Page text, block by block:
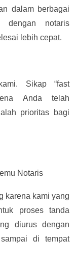
dalam berbagai
dengan notaris
lebih cepat.
Sikap “fast
Anda telah
prioritas bagi
Notaris
karena kami yang
proses tanda
diurus dengan
di tempat